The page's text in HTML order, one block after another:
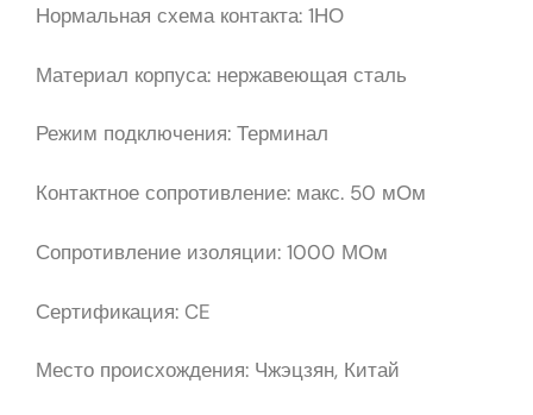
Нормальная схема контакта: 1НО
Материал корпуса: нержавеющая сталь
Режим подключения: Терминал
Контактное сопротивление: макс. 50 мОм
Сопротивление изоляции: 1000 МОм
Сертификация: CE
Место происхождения: Чжэцзян, Китай